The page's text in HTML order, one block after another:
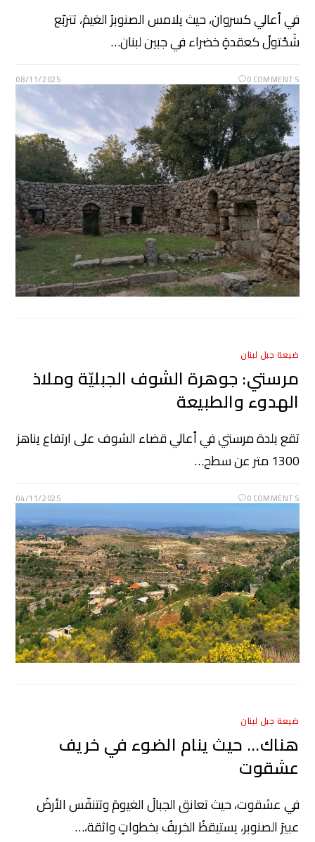
في أعالي كسروان، حيث يلامس الصنوبرُ الغيمَ، تتربّع
شَحْتولُ كعقدةٍ خضراء في جبين لبنان…
0 COMMENTS
08/11/2025
ضيعة جبل لبنان
مرستي: جوهرة الشوف الجبليّة وملاذ
الهدوء والطبيعة
تقع بلدة مرستي في أعالي قضاء الشوف على ارتفاع يناهز
1300 متر عن سطح…
0 COMMENTS
04/11/2025
ضيعة جبل لبنان
هناك… حيث ينام الضوء في خريف
عشقوت
في عشقوت، حيث تعانق الجبالُ الغيومَ وتتنفّس الأرضُ
عبيرَ الصنوبر، يستيقظُ الخريفُ بخطواتٍ واثقة،…